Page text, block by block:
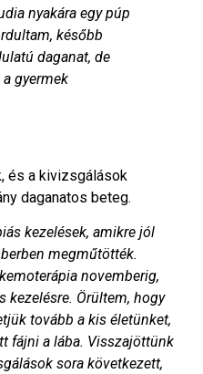
nyakára egy púp
később
daganat, de
gyermek
és a kivizsgálások
daganatos beteg.
kezelések, amikre jól
megműtötték.
novemberig,
kezelésre. Örültem, hogy
tovább a kis életünket,
fájni a lába. Visszajöttünk
sora következett,